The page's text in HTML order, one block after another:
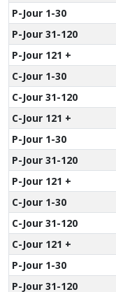
P-Jour 1-30
P-Jour 31-120
P-Jour 121 +
C-Jour 1-30
C-Jour 31-120
C-Jour 121 +
P-Jour 1-30
P-Jour 31-120
P-Jour 121 +
C-Jour 1-30
C-Jour 31-120
C-Jour 121 +
P-Jour 1-30
P-Jour 31-120